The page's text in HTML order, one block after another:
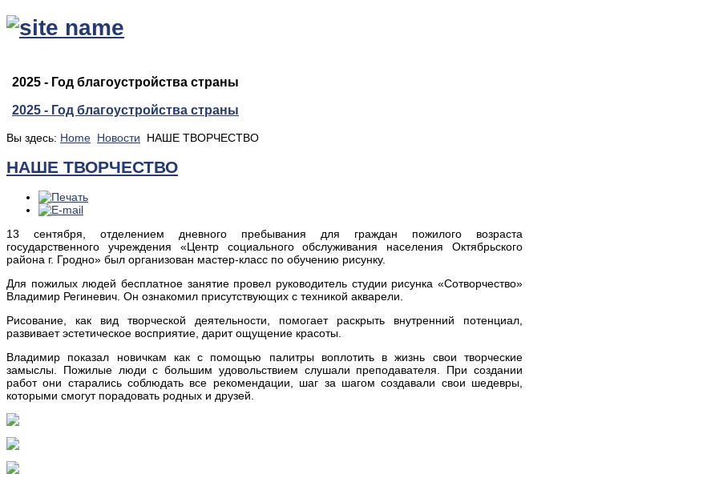
2025 - Год благоустройства страны
2025 - Год благоустройства страны
Вы здесь: Home Новости НАШЕ ТВОРЧЕСТВО
НАШЕ ТВОРЧЕСТВО
13 сентября, отделением дневного пребывания для граждан пожилого возраста
государственного учреждения «Центр социального обслуживания населения Октябрьского
района г. Гродно» был организован мастер-класс по обучению рисунку.
Для пожилых людей бесплатное занятие провел руководитель студии рисунка «Сотворчество»
Владимир Региневич. Он ознакомил присутствующих с техникой акварели.
Рисование, как вид творческой деятельности, помогает раскрыть внутренний потенциал,
развивает эстетическое восприятие, дарит ощущение красоты.
Владимир показал новичкам как с помощью палитры воплотить в жизнь свои творческие
замыслы. Пожилые люди с большим удовольствием слушали преподавателя. При создании
работ они старались соблюдать все рекомендации, шаг за шагом создавали свои шедевры,
которыми смогут порадовать родных и друзей.